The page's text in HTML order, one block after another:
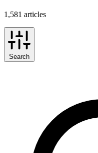
1,581 articles
Search